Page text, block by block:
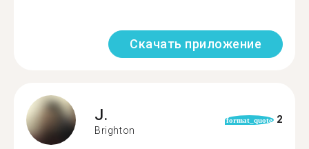
Скачать приложение
J.
Brighton
format_quote 2